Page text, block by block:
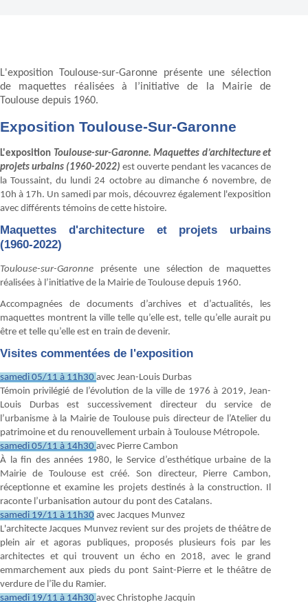
L'exposition Toulouse-sur-Garonne présente une sélection
de maquettes réalisées à l’initiative de la Mairie de
Toulouse depuis 1960.
Exposition Toulouse-Sur-Garonne
L'exposition Toulouse-sur-Garonne. Maquettes d’architecture et
projets urbains (1960-2022)est ouverte pendant les vacances de
la Toussaint, du lundi 24 octobre au dimanche 6 novembre, de
10h à 17h. Un samedi par mois, découvrez également l'exposition
avec différents témoins de cette histoire.
Maquettes d'architecture et projets urbains
(1960-2022)
Toulouse-sur-Garonne présente une sélection de maquettes
réalisées à l’initiative de la Mairie de Toulouse depuis 1960.
Accompagnées de documents d’archives et d’actualités, les
maquettes montrent la ville telle qu’elle est, telle qu’elle aurait pu
être et telle qu’elle est en train de devenir.
Visites commentées de l'exposition
samedi 05/11 à 11h30 avec Jean-Louis Durbas
Témoin privilégié de l’évolution de la ville de 1976 à 2019, Jean-
Louis Durbas est successivement directeur du service de
l’urbanisme à la Mairie de Toulouse puis directeur de l’Atelier du
patrimoine et du renouvellement urbain à Toulouse Métropole.
samedi 05/11 à 14h30 avec Pierre Cambon
À la fin des années 1980, le Service d’esthétique urbaine de la
Mairie de Toulouse est créé. Son directeur, Pierre Cambon,
réceptionne et examine les projets destinés à la construction. Il
raconte l’urbanisation autour du pont des Catalans.
samedi 19/11 à 11h30 avec Jacques Munvez
L'architecte Jacques Munvez revient sur des projets de théâtre de
plein air et agoras publiques, proposés plusieurs fois par les
architectes et qui trouvent un écho en 2018, avec le grand
emmarchement aux pieds du pont Saint-Pierre et le théâtre de
verdure de l’île du Ramier.
samedi 19/11 à 14h30 avec Christophe Jacquin